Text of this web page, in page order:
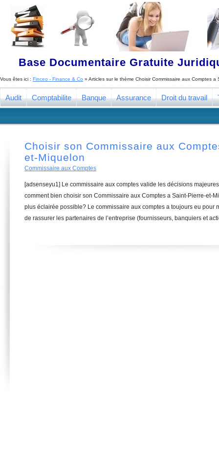
Base Documentaire Gratuite
Vous êtes ici : Finceo - Finance & Co » Articles sur le thème Choisir Commissaire aux Comptes a
Audit Comptabilite Banque Assurance Droit du travail
Choisir son Commissaire aux
et-Miquelon
Commissaire aux Comptes
[adsenseyu1] Le commissaire aux comptes valide les décisions
comment bien choisir son Commissaire aux Comptes a Saint-Pierre-et-
plus éclairée possible? Le commissaire aux comptes a toujours eu pour
de rassurer les partenaires de l’entreprise (fournisseurs, banquiers et